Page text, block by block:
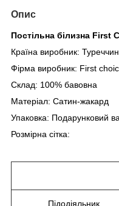
Опис
Постільна білизна First
Країна виробник:
Фірма виробник: First
Склад: 100% бавовна
Матеріал: Сатин-жакард
Упаковка: Подарунковий
Розмірна сітка:
Підодіяльник